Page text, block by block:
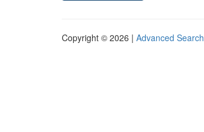
Copyright © 2026 | Advanced Search